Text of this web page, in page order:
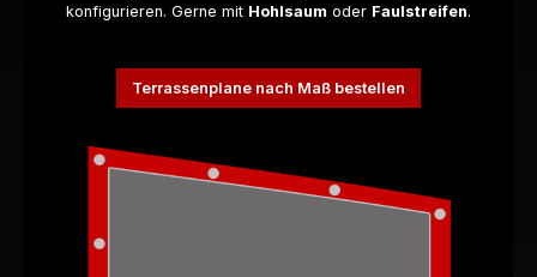
konfigurieren. Gerne mit Hohlsaum oder Faulstreifen.
Terrassenplane nach Maß bestellen